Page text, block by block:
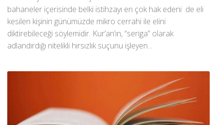
bahaneler içerisinde belki istihzayı en çok hak edeni de eli
kesilen kişinin günümüzde mikro cerrahi ile elini
diktirebileceği söylemidir. Kur’an’ın, “seriga” olarak
adlandırdığı nitelikli hırsızlık suçunu işleyen...